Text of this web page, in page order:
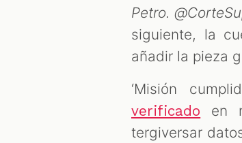
Petro.
siguiente, la
añadir la pieza
‘Misión
verificado en
tergiversar